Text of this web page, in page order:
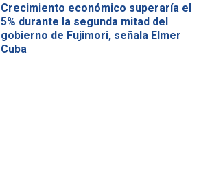
Crecimiento económico superaría el
5% durante la segunda mitad del
gobierno de Fujimori, señala Elmer
Cuba